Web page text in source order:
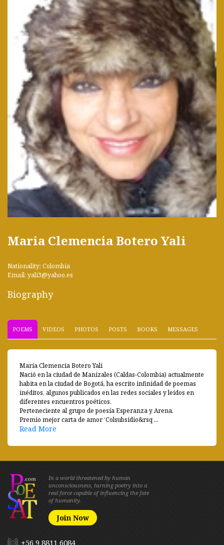
Maria Clemencia Botero Yali
Nationality: Colombia
Email: yali3@yahoo.es
Biography
POEMS VIDEOS PHOTOS POSTS BOOKS MESSAGES
María Clemencia Botero Yali
Nació en la ciudad de Manizales (Caldas-Colombia) actualmente
habita en la ciudad de Bogotá, ha escrito infinidad de poemas
inéditos, algunos publicados en las redes sociales y leídos en
diferentes encuentros poéticos.
Perteneciente al grupo de poesía Esperanza y Arena.
Premio mejor carta de amor ‘Colsubsidio&rsq ...
Read More
In a world threatened by human
unconsciousness, turning poetry into a
real force capable of influencing the fate
of humanity.
Join Now
+56 9 8811 6084